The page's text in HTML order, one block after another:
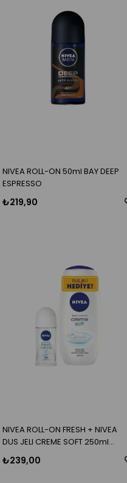
NIVEA ROLL-ON 50ml BAY DEEP
ESPRESSO
₺219,90
NIVEA ROLL-ON FRESH + NIVEA
DUS JELI CREME SOFT 250ml
₺239,00